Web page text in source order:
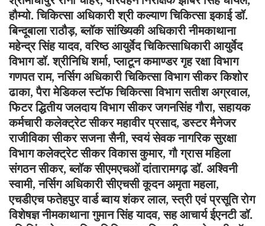
हौम्यो. चिकित्सा अधिकारी श्री कल्याण चिकित्सा इकाई डॉ.
बिन्दूबाला राठौड़, ब्लॉक सांख्यिकी अधिकारी नीमकाथाना
महेन्द्र सिंह यादव, वरिष्ठ आयुर्वेद चिकित्साधिकारी आयुर्वेद
विभाग डॉ. श्रीनिधि शर्मा, प्लाटून कमाण्डर गृह रक्षा विभाग
गणपत राम, नर्सिग अधिकारी चिकित्सा विभाग सीकर किशोर
ढाका, पैरा मेडिकल स्टॉफ चिकित्सा विभाग सतीश अग्रवाल,
फिटर द्धितीय जलदाय विभाग सीकर जगनसिंह गौरा, सहायक
कर्मचारी कलेक्ट्रेट सीकर महावीर प्रसाद, डस्टर मैनेजर
राजीविका सीकर सजना सैनी, स्वयं सेवक नागरिक सुरक्षा
विभाग कलेक्ट्रेट सीकर विकास कुमार, गौ ग्रास महिला
संगठन सीकर, ब्लॉक सीएमएचओं दांतारामगढ़ डॉ. अश्विनी
स्वामी, नर्सिग अधिकारी सीएचसी कूदन अमृता महला,
एचडीएच फतेहपुर वार्ड ब्वाय शंकर लाल, स्त्री एवं प्रसूति रोग
विशेषज्ञ नीमकाथाना गुमान सिंह यादव, सह आचार्य ईएनटी डॉ.